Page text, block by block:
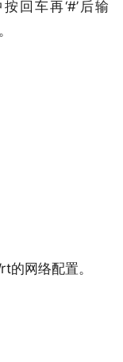
回车再‘#’后输
的网络配置。